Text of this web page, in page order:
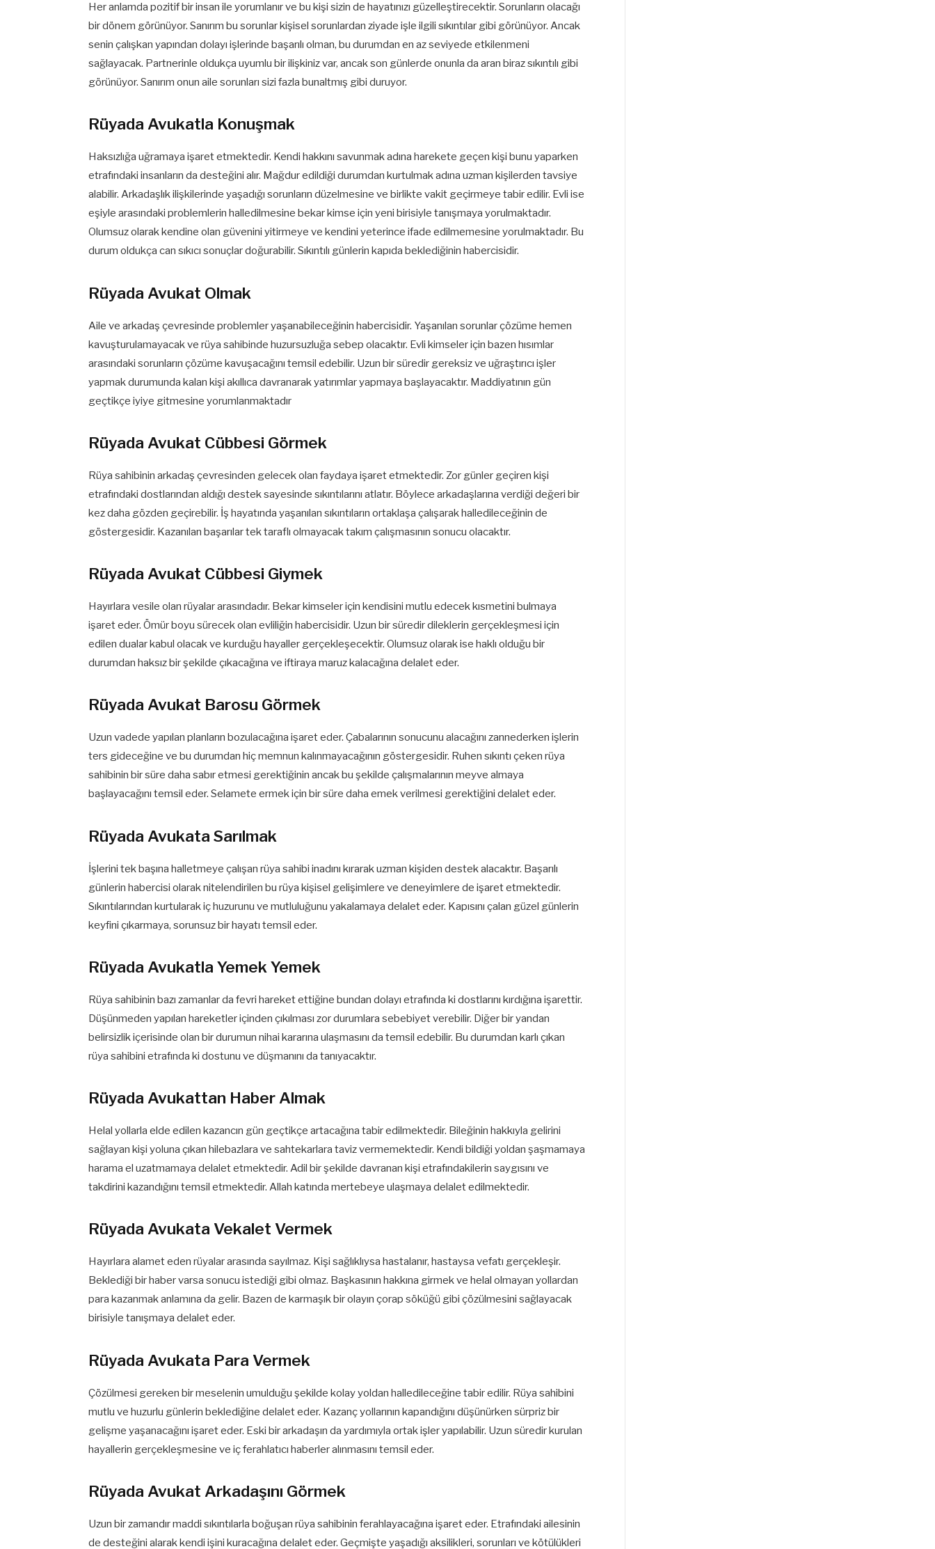
Her anlamda pozitif bir insan ile yorumlanır ve bu kişi sizin de hayatınızı güzelleştirecektir. Sorunların olacağı
bir dönem görünüyor. Sanırım bu sorunlar kişisel sorunlardan ziyade işle ilgili sıkıntılar gibi görünüyor. Ancak
senin çalışkan yapından dolayı işlerinde başarılı olman, bu durumdan en az seviyede etkilenmeni
sağlayacak. Partnerinle oldukça uyumlu bir ilişkiniz var, ancak son günlerde onunla da aran biraz sıkıntılı gibi
görünüyor. Sanırım onun aile sorunları sizi fazla bunaltmış gibi duruyor.
Rüyada Avukatla Konuşmak
Haksızlığa uğramaya işaret etmektedir. Kendi hakkını savunmak adına harekete geçen kişi bunu yaparken
etrafındaki insanların da desteğini alır. Mağdur edildiği durumdan kurtulmak adına uzman kişilerden tavsiye
alabilir. Arkadaşlık ilişkilerinde yaşadığı sorunların düzelmesine ve birlikte vakit geçirmeye tabir edilir. Evli ise
eşiyle arasındaki problemlerin halledilmesine bekar kimse için yeni birisiyle tanışmaya yorulmaktadır.
Olumsuz olarak kendine olan güvenini yitirmeye ve kendini yeterince ifade edilmemesine yorulmaktadır. Bu
durum oldukça can sıkıcı sonuçlar doğurabilir. Sıkıntılı günlerin kapıda beklediğinin habercisidir.
Rüyada Avukat Olmak
Aile ve arkadaş çevresinde problemler yaşanabileceğinin habercisidir. Yaşanılan sorunlar çözüme hemen
kavuşturulamayacak ve rüya sahibinde huzursuzluğa sebep olacaktır. Evli kimseler için bazen hısımlar
arasındaki sorunların çözüme kavuşacağını temsil edebilir. Uzun bir süredir gereksiz ve uğraştırıcı işler
yapmak durumunda kalan kişi akıllıca davranarak yatırımlar yapmaya başlayacaktır. Maddiyatının gün
geçtikçe iyiye gitmesine yorumlanmaktadır
Rüyada Avukat Cübbesi Görmek
Rüya sahibinin arkadaş çevresinden gelecek olan faydaya işaret etmektedir. Zor günler geçiren kişi
etrafındaki dostlarından aldığı destek sayesinde sıkıntılarını atlatır. Böylece arkadaşlarına verdiği değeri bir
kez daha gözden geçirebilir. İş hayatında yaşanılan sıkıntıların ortaklaşa çalışarak halledileceğinin de
göstergesidir. Kazanılan başarılar tek taraflı olmayacak takım çalışmasının sonucu olacaktır.
Rüyada Avukat Cübbesi Giymek
Hayırlara vesile olan rüyalar arasındadır. Bekar kimseler için kendisini mutlu edecek kısmetini bulmaya
işaret eder. Ömür boyu sürecek olan evliliğin habercisidir. Uzun bir süredir dileklerin gerçekleşmesi için
edilen dualar kabul olacak ve kurduğu hayaller gerçekleşecektir. Olumsuz olarak ise haklı olduğu bir
durumdan haksız bir şekilde çıkacağına ve iftiraya maruz kalacağına delalet eder.
Rüyada Avukat Barosu Görmek
Uzun vadede yapılan planların bozulacağına işaret eder. Çabalarının sonucunu alacağını zannederken işlerin
ters gideceğine ve bu durumdan hiç memnun kalınmayacağının göstergesidir. Ruhen sıkıntı çeken rüya
sahibinin bir süre daha sabır etmesi gerektiğinin ancak bu şekilde çalışmalarının meyve almaya
başlayacağını temsil eder. Selamete ermek için bir süre daha emek verilmesi gerektiğini delalet eder.
Rüyada Avukata Sarılmak
İşlerini tek başına halletmeye çalışan rüya sahibi inadını kırarak uzman kişiden destek alacaktır. Başarılı
günlerin habercisi olarak nitelendirilen bu rüya kişisel gelişimlere ve deneyimlere de işaret etmektedir.
Sıkıntılarından kurtularak iç huzurunu ve mutluluğunu yakalamaya delalet eder. Kapısını çalan güzel günlerin
keyfini çıkarmaya, sorunsuz bir hayatı temsil eder.
Rüyada Avukatla Yemek Yemek
Rüya sahibinin bazı zamanlar da fevri hareket ettiğine bundan dolayı etrafında ki dostlarını kırdığına işarettir.
Düşünmeden yapılan hareketler içinden çıkılması zor durumlara sebebiyet verebilir. Diğer bir yandan
belirsizlik içerisinde olan bir durumun nihai kararına ulaşmasını da temsil edebilir. Bu durumdan karlı çıkan
rüya sahibini etrafında ki dostunu ve düşmanını da tanıyacaktır.
Rüyada Avukattan Haber Almak
Helal yollarla elde edilen kazancın gün geçtikçe artacağına tabir edilmektedir. Bileğinin hakkıyla gelirini
sağlayan kişi yoluna çıkan hilebazlara ve sahtekarlara taviz vermemektedir. Kendi bildiği yoldan şaşmamaya
harama el uzatmamaya delalet etmektedir. Adil bir şekilde davranan kişi etrafındakilerin saygısını ve
takdirini kazandığını temsil etmektedir. Allah katında mertebeye ulaşmaya delalet edilmektedir.
Rüyada Avukata Vekalet Vermek
Hayırlara alamet eden rüyalar arasında sayılmaz. Kişi sağlıklıysa hastalanır, hastaysa vefatı gerçekleşir.
Beklediği bir haber varsa sonucu istediği gibi olmaz. Başkasının hakkına girmek ve helal olmayan yollardan
para kazanmak anlamına da gelir. Bazen de karmaşık bir olayın çorap söküğü gibi çözülmesini sağlayacak
birisiyle tanışmaya delalet eder.
Rüyada Avukata Para Vermek
Çözülmesi gereken bir meselenin umulduğu şekilde kolay yoldan halledileceğine tabir edilir. Rüya sahibini
mutlu ve huzurlu günlerin beklediğine delalet eder. Kazanç yollarının kapandığını düşünürken sürpriz bir
gelişme yaşanacağını işaret eder. Eski bir arkadaşın da yardımıyla ortak işler yapılabilir. Uzun süredir kurulan
hayallerin gerçekleşmesine ve iç ferahlatıcı haberler alınmasını temsil eder.
Rüyada Avukat Arkadaşını Görmek
Uzun bir zamandır maddi sıkıntılarla boğuşan rüya sahibinin ferahlayacağına işaret eder. Etrafındaki ailesinin
de desteğini alarak kendi işini kuracağına delalet eder. Geçmişte yaşadığı aksilikleri, sorunları ve kötülükleri